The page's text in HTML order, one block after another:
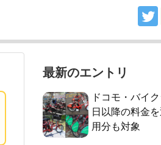
最新のエントリ
ドコモ・バイ
日以降の料金
用分も対象